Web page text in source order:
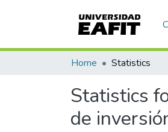
Home Statistics
Statistics
de